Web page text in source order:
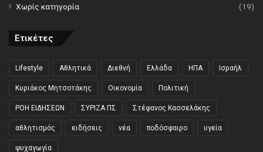
Χωρίς κατηγορία
(19)
Ετικέτες
Lifestyle Αθλητικά Διεθνή Ελλάδα ΗΠΑ Ισραήλ
Κυριάκος Μητσοτάκης Οικονομία Πολιτική
ΡΟΗ ΕΙΔΗΣΕΩΝ ΣΥΡΙΖΑ ΠΣ Στέφανος Κασσελάκης
αθλητισμός ειδήσεις νέα ποδόσφαιρο υγεία
ψυχαγωγία